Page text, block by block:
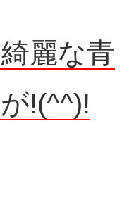
麗な青
!(^^)!